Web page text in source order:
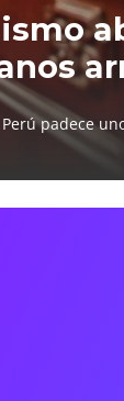
padece